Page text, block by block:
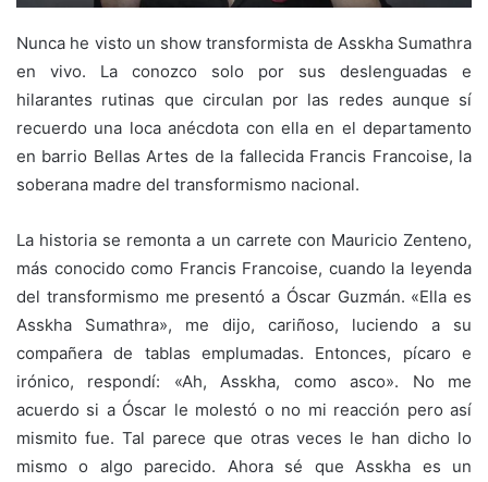
Nunca he visto un show transformista de Asskha Sumathra
en vivo. La conozco solo por sus deslenguadas e
hilarantes rutinas que circulan por las redes aunque sí
recuerdo una loca anécdota con ella en el departamento
en barrio Bellas Artes de la fallecida Francis Francoise, la
soberana madre del transformismo nacional.
La historia se remonta a un carrete con Mauricio Zenteno,
más conocido como Francis Francoise, cuando la leyenda
del transformismo me presentó a Óscar Guzmán. «Ella es
Asskha Sumathra», me dijo, cariñoso, luciendo a su
compañera de tablas emplumadas. Entonces, pícaro e
irónico, respondí: «Ah, Asskha, como asco». No me
acuerdo si a Óscar le molestó o no mi reacción pero así
mismito fue. Tal parece que otras veces le han dicho lo
mismo o algo parecido. Ahora sé que Asskha es un